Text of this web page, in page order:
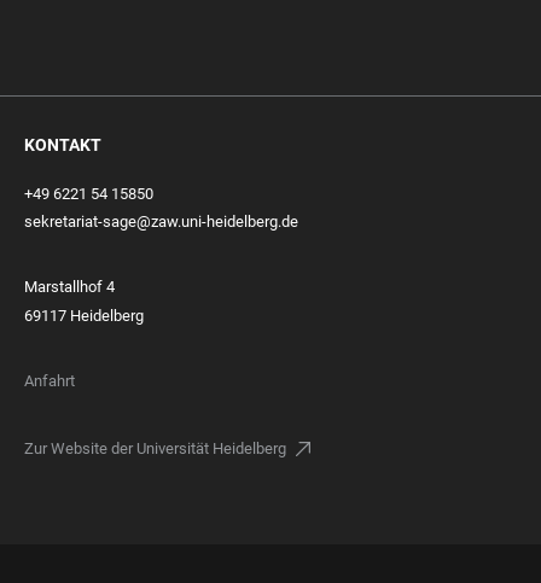
KONTAKT
+49 6221 54 15850
sekretariat-sage@zaw.uni-heidelberg.de
Marstallhof 4
69117 Heidelberg
Anfahrt
Zur Website der Universität Heidelberg